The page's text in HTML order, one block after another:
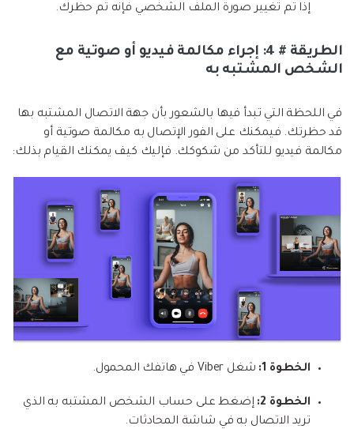
إذا تم تغيير صورة الملف الشخصي فإنه تم حظرك.
الطريقة # 4: إجراء مكالمة فيديو أو صوتية مع
الشخص المشتبه به
في اللحظة التي تبدأ فيها بالشعور بأن جهة الاتصال المشتبه بها
قد حظرتك. فيمكنك على الفور الإتصال به مكالمة صوتية أو
مكالمة فيديو للتأكد من شكوكك. فإليك كيف يمكنك القيام بذلك:
الخطوة 1: شغل Viber في هاتفك المحمول.
الخطوة 2:
إضغط على حساب الشخص المشتبه به الذي
تريد الاتصال به في شاشة المحادثات.